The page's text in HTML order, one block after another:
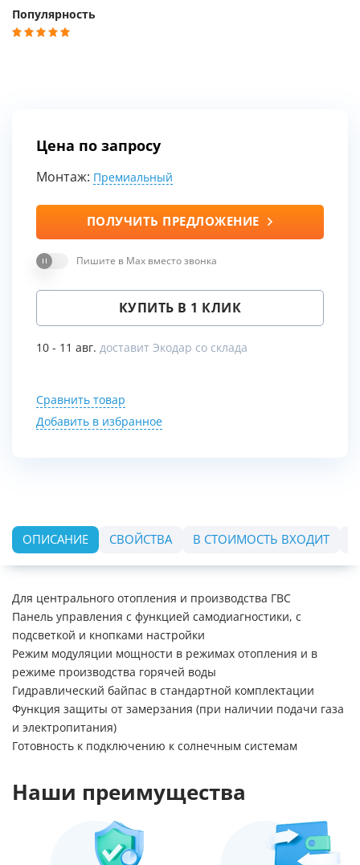
Популярность
Цена по запросу
Монтаж: Премиальный
ПОЛУЧИТЬ ПРЕДЛОЖЕНИЕ
Пишите в Max вместо звонка
КУПИТЬ В 1 КЛИК
10 - 11 авг. доставит Экодар со склада
Сравнить товар
Добавить в избранное
ОПИСАНИЕ СВОЙСТВА В СТОИМОСТЬ ВХОДИТ
Для центрального отопления и производства ГВС
Панель управления с функцией самодиагностики, с
подсветкой и кнопками настройки
Режим модуляции мощности в режимах отопления и в
режиме производства горячей воды
Гидравлический байпас в стандартной комплектации
Функция защиты от замерзания (при наличии подачи газа
и электропитания)
Готовность к подключению к солнечным системам
Наши преимущества